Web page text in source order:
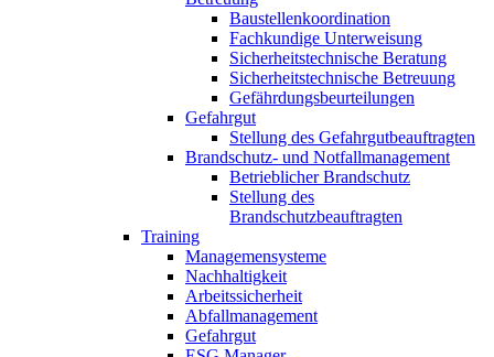
Baustellenkoordination
Fachkundige Unterweisung
Sicherheitstechnische Beratung
Sicherheitstechnische Betreuung
Gefährdungsbeurteilungen
Gefahrgut
Stellung des Gefahrgutbeauftragten
Brandschutz- und Notfallmanagement
Betrieblicher Brandschutz
Stellung des
Brandschutzbeauftragten
Training
Managemensysteme
Nachhaltigkeit
Arbeitssicherheit
Abfallmanagement
Gefahrgut